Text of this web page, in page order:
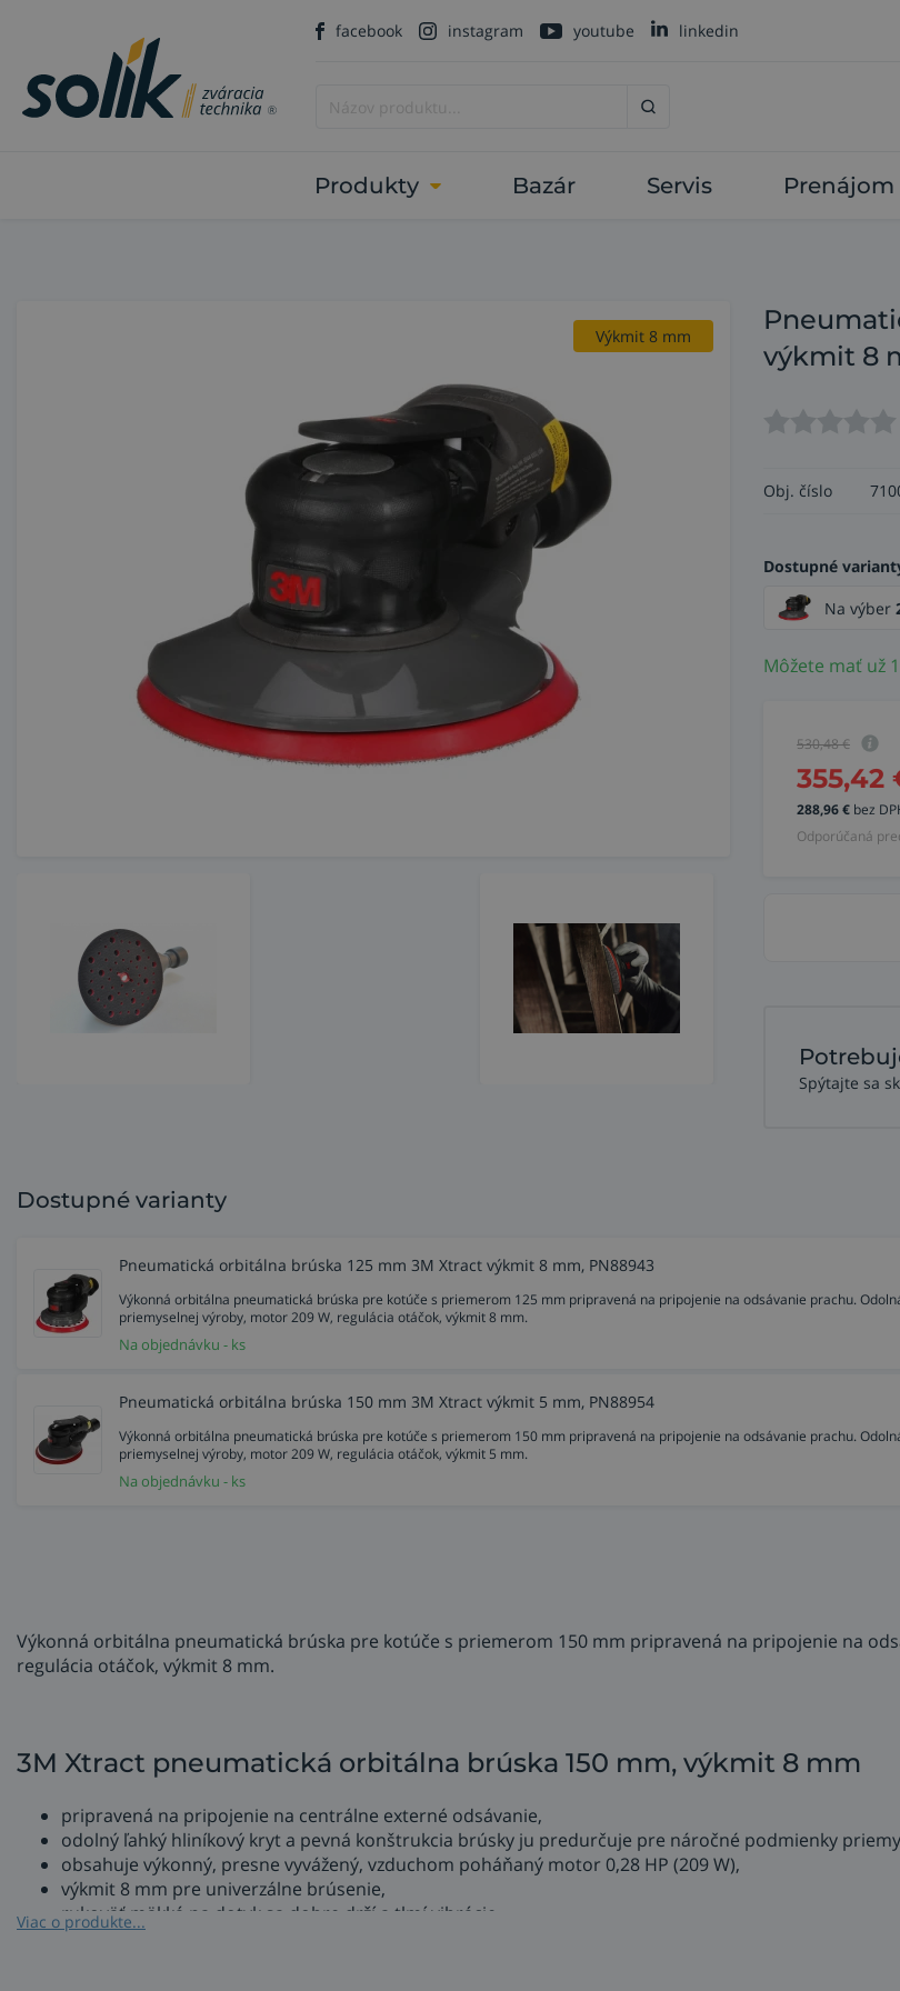
facebook instagram youtube linkedin
Produkty Bazár Servis Prenájom
Výkmit 8 mm
výkmit 8
Obj. číslo
Dostupné
Na výber
Môžete mať už
530,48€
355,42
288,96€ bez
Odporúčaná
Spýtajte sa
Dostupné varianty
Pneumatická orbitálna brúska 125 mm 3M Xtract výkmit 8 mm, PN88943
Výkonná orbitálna pneumatická brúska pre kotúče s priemerom 125 mm pripravená na pripojenie na odsávanie prachu.
priemyselnej výroby, motor 209 W, regulácia otáčok, výkmit 8 mm.
Na objednávku - ks
Pneumatická orbitálna brúska 150 mm 3M Xtract výkmit 5 mm, PN88954
Výkonná orbitálna pneumatická brúska pre kotúče s priemerom 150 mm pripravená na pripojenie na odsávanie prachu.
priemyselnej výroby, motor 209 W, regulácia otáčok, výkmit 5 mm.
Na objednávku - ks
Výkonná orbitálna pneumatická brúska pre kotúče s priemerom 150 mm pripravená na pripojenie na
regulácia otáčok, výkmit 8 mm.
3M Xtract pneumatická orbitálna brúska 150 mm, výkmit 8 mm
pripravená na pripojenie na centrálne externé odsávanie,
odolný ľahký hliníkový kryt a pevná konštrukcia brúsky ju predurčuje pre náročné podmienky
obsahuje výkonný, presne vyvážený, vzduchom poháňaný motor 0,28 HP (209 W),
výkmit 8 mm pre univerzálne brúsenie,
rukoväť mäkká na dotyk sa dobre drží a tlmí vibrácie,
tlmič v brúske znižuje hlučnosť,
Viac o produkte...